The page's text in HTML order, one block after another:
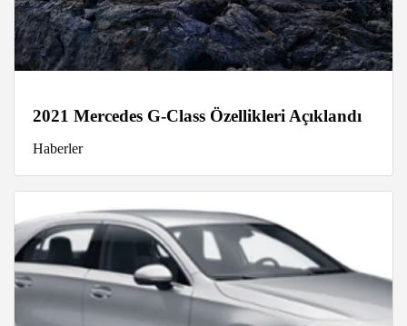
2021 Mercedes G-Class Özellikleri Açıklandı
Haberler